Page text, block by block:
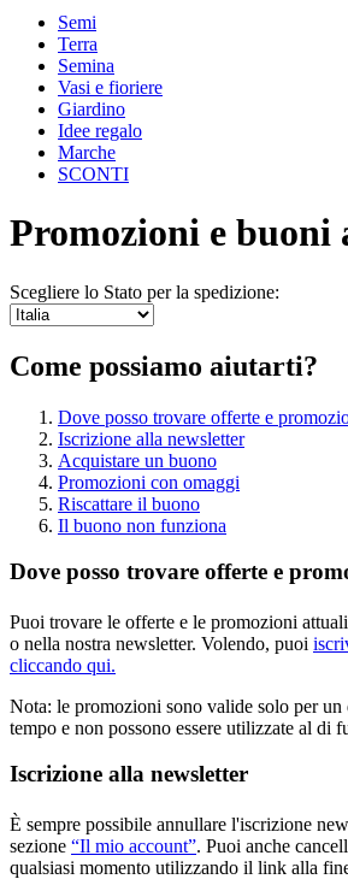
Semi
Terra
Semina
Vasi e fioriere
Giardino
Idee regalo
Marche
SCONTI
Promozioni e buoni
Scegliere lo Stato per la spedizione:
Come possiamo aiutarti?
Dove posso trovare offerte e
Iscrizione alla newsletter
Acquistare un buono
Promozioni con omaggi
Riscattare il buono
Il buono non funziona
Dove posso trovare offerte e
Puoi trovare le offerte e le promozioni
o nella nostra newsletter. Volendo, puoi
cliccando qui.
Nota: le promozioni sono valide solo per un
tempo e non possono essere utilizzate al di
Iscrizione alla newsletter
È sempre possibile annullare l'iscrizione
sezione “Il mio account”. Puoi anche
qualsiasi momento utilizzando il link alla